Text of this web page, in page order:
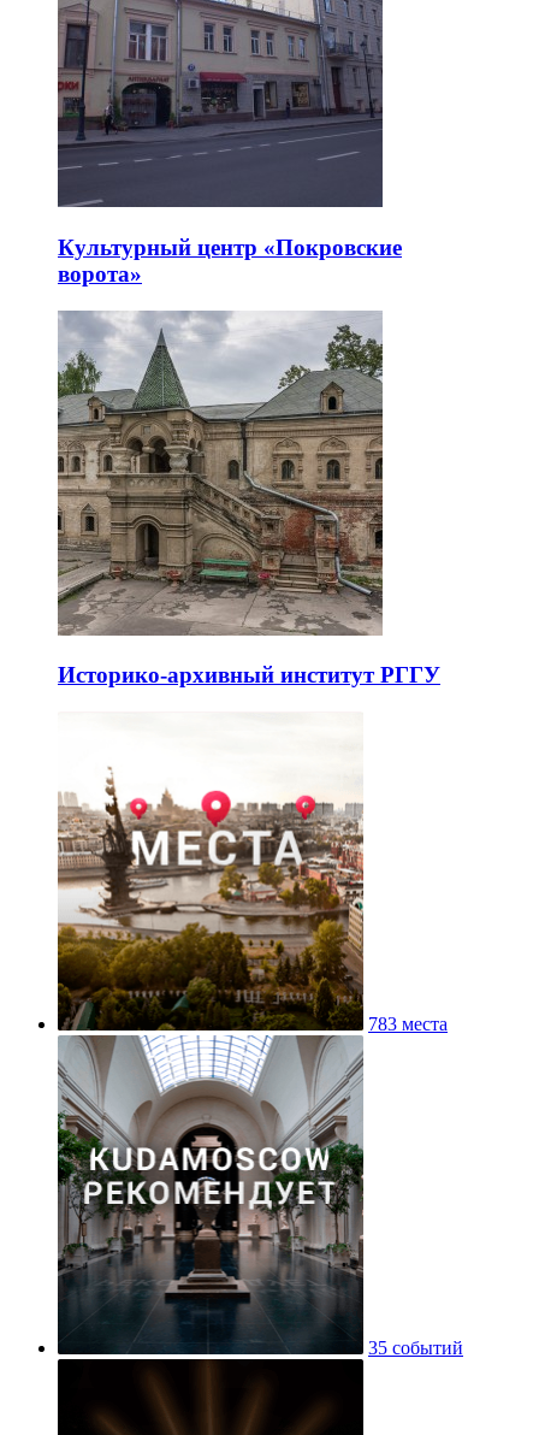
Культурный центр «Покровские
ворота»
Историко-архивный институт РГГУ
783 места
35 событий